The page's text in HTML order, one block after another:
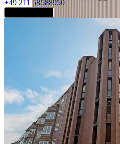
+49 211 58588950